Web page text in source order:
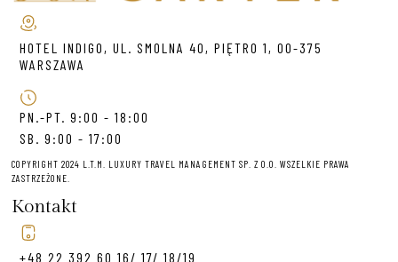
HOTEL INDIGO, UL. SMOLNA 40, PIĘTRO 1, 00-375
WARSZAWA
PN.-PT. 9:00 - 18:00
SB. 9:00 - 17:00
COPYRIGHT 2024 L.T.M. LUXURY TRAVEL MANAGEMENT SP. Z O.O. WSZELKIE PRAWA
ZASTRZEŻONE.
Kontakt
+48 22 392 60 16/ 17/ 18/19